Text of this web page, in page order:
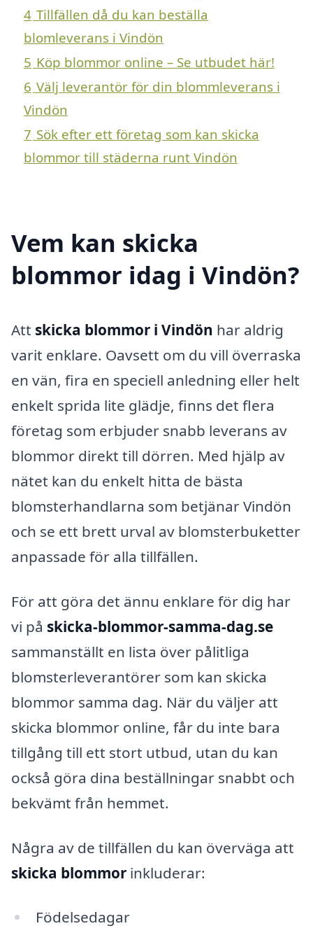
4 Tillfällen då du kan beställa
blomleverans i Vindön
5 Köp blommor online – Se utbudet här!
6 Välj leverantör för din blommleverans i
Vindön
7 Sök efter ett företag som kan skicka
blommor till städerna runt Vindön
Vem kan skicka
blommor idag i Vindön?
Att skicka blommor i Vindön har aldrig
varit enklare. Oavsett om du vill överraska
en vän, fira en speciell anledning eller helt
enkelt sprida lite glädje, finns det flera
företag som erbjuder snabb leverans av
blommor direkt till dörren. Med hjälp av
nätet kan du enkelt hitta de bästa
blomsterhandlarna som betjänar Vindön
och se ett brett urval av blomsterbuketter
anpassade för alla tillfällen.
För att göra det ännu enklare för dig har
vi på skicka-blommor-samma-dag.se
sammanställt en lista över pålitliga
blomsterleverantörer som kan skicka
blommor samma dag. När du väljer att
skicka blommor online, får du inte bara
tillgång till ett stort utbud, utan du kan
också göra dina beställningar snabbt och
bekvämt från hemmet.
Några av de tillfällen du kan överväga att
skicka blommor inkluderar:
Födelsedagar